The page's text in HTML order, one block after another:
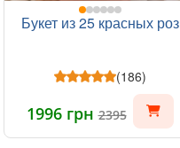
Букет из 25 красных роз
(186)
1996 грн2395